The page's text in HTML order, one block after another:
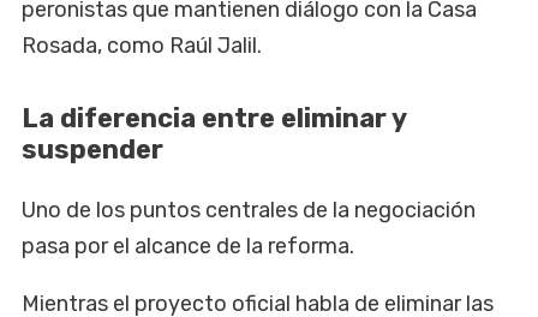
peronistas que mantienen diálogo con la Casa
Rosada, como Raúl Jalil.
La diferencia entre eliminar y
suspender
Uno de los puntos centrales de la negociación
pasa por el alcance de la reforma.
Mientras el proyecto oficial habla de eliminar las